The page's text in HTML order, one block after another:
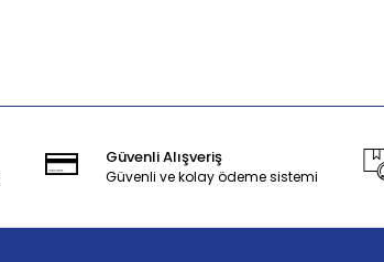
Güvenli Alışveriş
Güvenli ve kolay ödeme sistemi